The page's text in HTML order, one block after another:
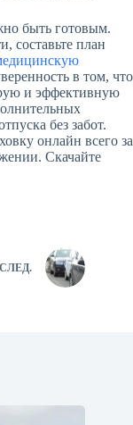
быть готовым.
составьте план
в том, что
и эффективную
без забот.
онлайн всего за
Скачайте
СЛЕД.